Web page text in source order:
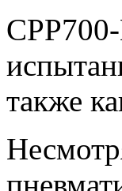
также